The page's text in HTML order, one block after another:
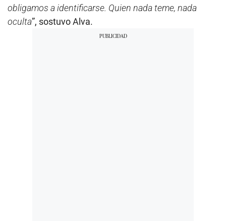
obligamos a identificarse. Quien nada teme, nada
oculta”, sostuvo Alva.